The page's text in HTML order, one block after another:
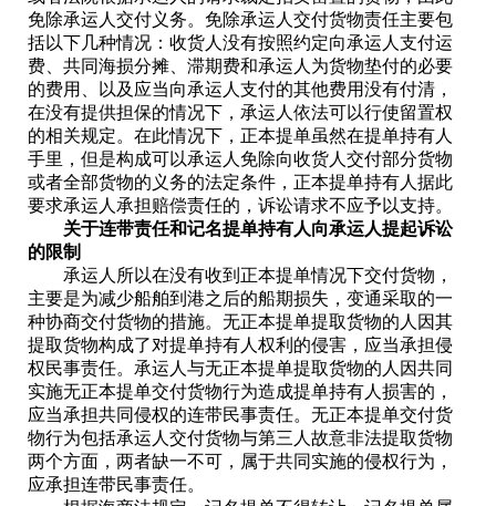
免除承运人交付义务。免除承运人交付货物责任主要包
括以下几种情况：收货人没有按照约定向承运人支付运
费、共同海损分摊、滞期费和承运人为货物垫付的必要
的费用、以及应当向承运人支付的其他费用没有付清，
在没有提供担保的情况下，承运人依法可以行使留置权
的相关规定。在此情况下，正本提单虽然在提单持有人
手里，但是构成可以承运人免除向收货人交付部分货物
或者全部货物的义务的法定条件，正本提单持有人据此
要求承运人承担赔偿责任的，诉讼请求不应予以支持。
关于连带责任和记名提单持有人向承运人提起诉讼
的限制
承运人所以在没有收到正本提单情况下交付货物，
主要是为减少船舶到港之后的船期损失，变通采取的一
种协商交付货物的措施。无正本提单提取货物的人因其
提取货物构成了对提单持有人权利的侵害，应当承担侵
权民事责任。承运人与无正本提单提取货物的人因共同
实施无正本提单交付货物行为造成提单持有人损害的，
应当承担共同侵权的连带民事责任。无正本提单交付货
物行为包括承运人交付货物与第三人故意非法提取货物
两个方面，两者缺一不可，属于共同实施的侵权行为，
应承担连带民事责任。